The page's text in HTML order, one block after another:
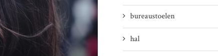
bureaustoelen
hal